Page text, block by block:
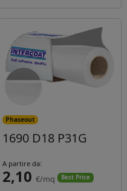
Phaseout
1690 D18 P31G
A partire da:
2,10 €/mq Best Price